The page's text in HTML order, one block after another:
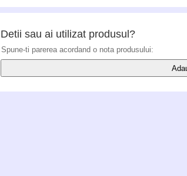
Detii sau ai utilizat produsul?
Spune-ti parerea acordand o nota produsului: